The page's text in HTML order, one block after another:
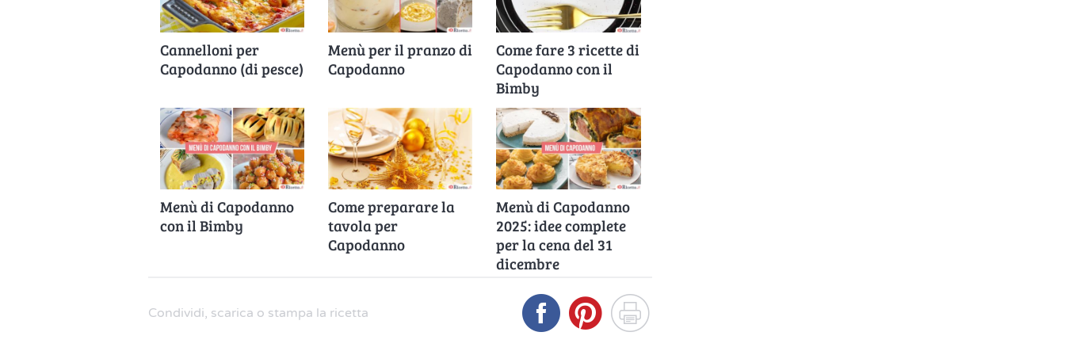
Cannelloni per
Capodanno (di pesce)
Menù per il pranzo di
Capodanno
Come fare 3 ricette di
Capodanno con il
Bimby
Menù di Capodanno
con il Bimby
Come preparare la
tavola per
Capodanno
Menù di Capodanno
2025: idee complete
per la cena del 31
dicembre
Condividi, scarica o stampa la ricetta